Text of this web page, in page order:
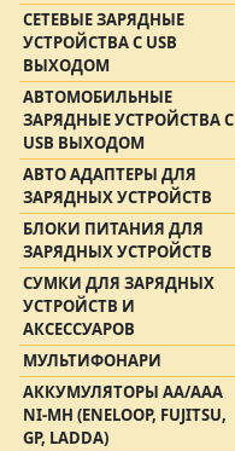
СЕТЕВЫЕ ЗАРЯДНЫЕ
УСТРОЙСТВА С USB
ВЫХОДОМ
АВТОМОБИЛЬНЫЕ
ЗАРЯДНЫЕ УСТРОЙСТВА С
USB ВЫХОДОМ
АВТО АДАПТЕРЫ ДЛЯ
ЗАРЯДНЫХ УСТРОЙСТВ
БЛОКИ ПИТАНИЯ ДЛЯ
ЗАРЯДНЫХ УСТРОЙСТВ
СУМКИ ДЛЯ ЗАРЯДНЫХ
УСТРОЙСТВ И
АКСЕССУАРОВ
МУЛЬТИФОНАРИ
АККУМУЛЯТОРЫ АА/ААА
NI-MH (ENELOOP, FUJITSU,
GP, LADDA)